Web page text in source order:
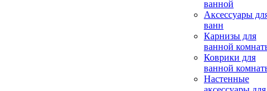
ванной
Аксессуары
ванн
Карнизы для
ванной
Коврики для
ванной
Настенные